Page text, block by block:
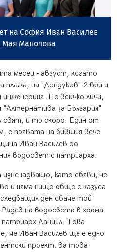
на София Иван Василев
Мая Манолова
месец - август, когато
плажа, на "Дондуков" 2 ври и
По всичко личи,
за България"
свят, и то скоро. Един от
е появата на бившия вече
Иван Василев до
водосвет с патриарха.
изненадващо, като обяви, че
и няма нищо общо с казуса
ден обаче той
на водосвета в храма
Даниил. Това
че Иван Василев ще е едно
проект. За това